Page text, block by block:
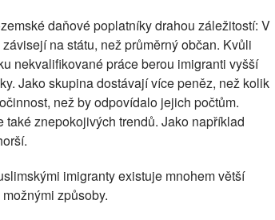
daňové poplatníky drahou záležitostí: V
na státu, než průměrný občan. Kvůli
nekvalifikované práce berou imigranti vyšší
Jako skupina dostávají více peněz, než kolik
než by odpovídalo jejich počtům.
znepokojivých trendů. Jako například
imigranty existuje mnohem větší
způsoby.